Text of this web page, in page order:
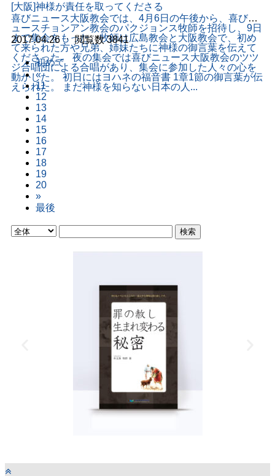
[大阪]神様が責任を取ってくださる
喜びニュース大阪教会では、4月6日の午後から、喜びニ
ュースチョンアン教会のパクジョンス牧師を招待し、9日
まで集会をもった。牧師は広島教会と大阪教会で、初め
て来られた方や兄弟、姉妹たちに神様の御言葉を伝えて
くださった。 夜の集会では喜びニュース大阪教会のツツ
ジ合唱団による合唱があり、集会に参加した人々の心を
動かした。 初日にはヨハネの福音書 1章1節の御言葉が伝
えられた。 まだ神様を知らない日本の人...
2017.04.26 ㆍ 閲覧数 3841
初めて
«
11
12
13
14
15
16
17
18
19
20
»
最後
検索